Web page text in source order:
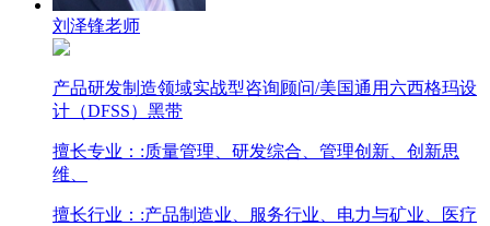
刘泽锋老师
产品研发制造领域实战型咨询顾问/美国通用六西格玛设
计（DFSS）黑带
擅长专业： :质量管理、研发综合、管理创新、创新思
维、
擅长行业： :产品制造业、服务行业、电力与矿业、医疗